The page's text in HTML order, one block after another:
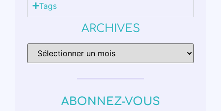
Tags
ARCHIVES
ABONNEZ-VOUS